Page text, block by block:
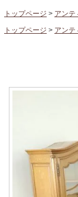
トップページ
アンテ
トップページ
アンテ